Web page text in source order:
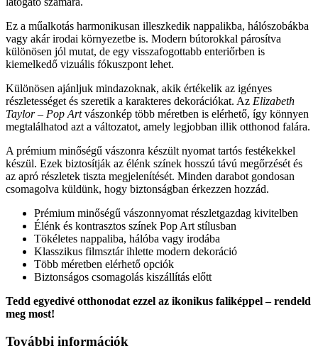
Ez a műalkotás harmonikusan illeszkedik nappalikba, hálószobákba
vagy akár irodai környezetbe is. Modern bútorokkal párosítva
különösen jól mutat, de egy visszafogottabb enteriőrben is
kiemelkedő vizuális fókuszpont lehet.
Különösen ajánljuk mindazoknak, akik értékelik az igényes
részletességet és szeretik a karakteres dekorációkat. Az Elizabeth
Taylor – Pop Artvászonkép több méretben is elérhető, így könnyen
megtalálhatod azt a változatot, amely legjobban illik otthonod falára.
A prémium minőségű vászonra készült nyomat tartós festékekkel
készül. Ezek biztosítják az élénk színek hosszú távú megőrzését és
az apró részletek tiszta megjelenítését. Minden darabot gondosan
csomagolva küldünk, hogy biztonságban érkezzen hozzád.
Prémium minőségű vászonnyomat részletgazdag kivitelben
Élénk és kontrasztos színek Pop Art stílusban
Tökéletes nappaliba, hálóba vagy irodába
Klasszikus filmsztár ihlette modern dekoráció
Több méretben elérhető opciók
Biztonságos csomagolás kiszállítás előtt
Tedd egyedivé otthonodat ezzel az ikonikus faliképpel – rendeld
meg most!
További információk